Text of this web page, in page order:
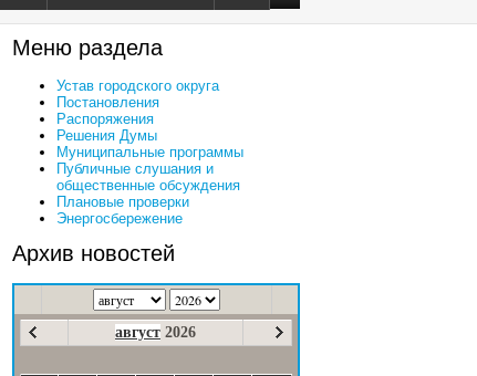
Меню раздела
Устав городского округа
Постановления
Распоряжения
Решения Думы
Муниципальные программы
Публичные слушания и
общественные обсуждения
Плановые проверки
Энергосбережение
Архив новостей
август 2026